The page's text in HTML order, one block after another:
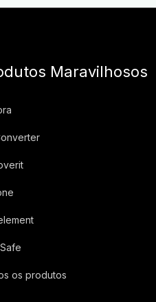
Maravilhosos
os produtos